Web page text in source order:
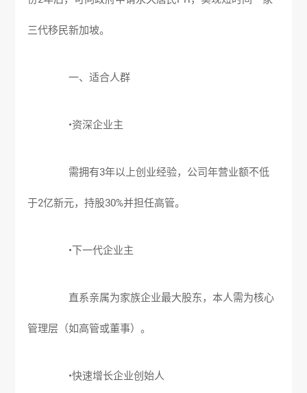
三代移民新加坡。
一、适合人群
•资深企业主
需拥有3年以上创业经验，公司年营业额不低
于2亿新元，持股30%并担任高管。
•下一代企业主
直系亲属为家族企业最大股东，本人需为核心
管理层（如高管或董事）。
•快速增长企业创始人